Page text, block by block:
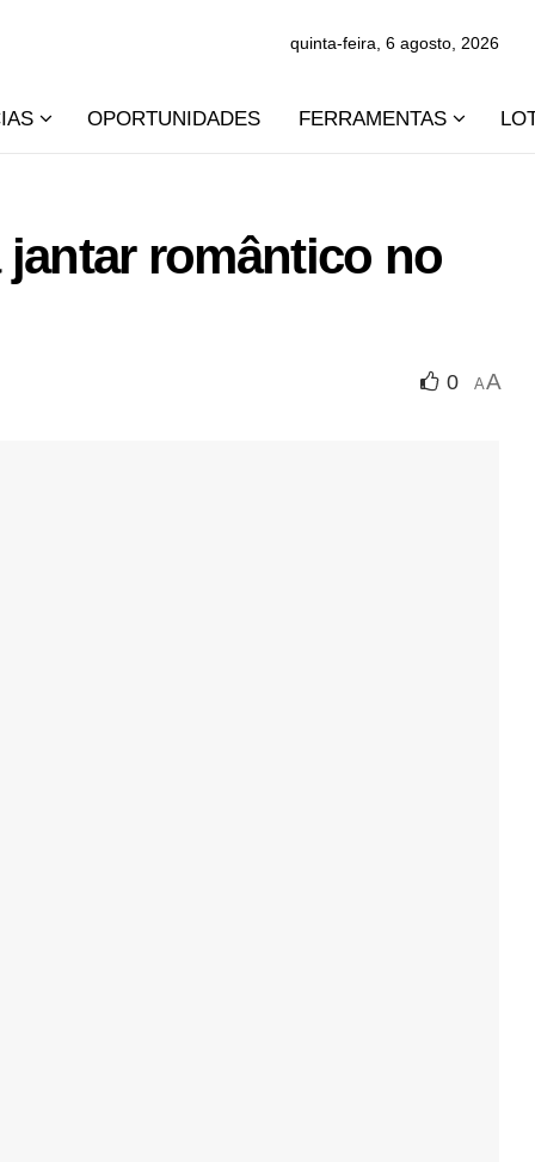
quinta-feira, 6 agosto, 2026
OPORTUNIDADES FERRAMENTAS
jantar romântico no
0 AA